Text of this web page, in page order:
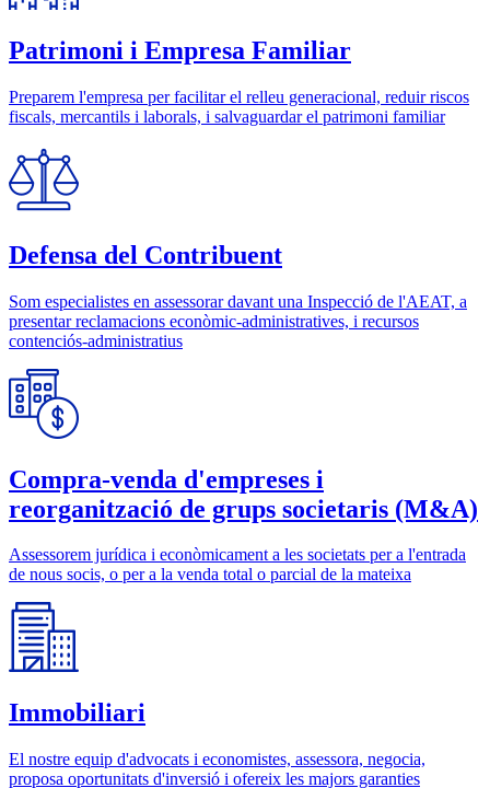
Patrimoni i Empresa Familiar
Preparem l'empresa per facilitar el relleu generacional, reduir riscos
fiscals, mercantils i laborals, i salvaguardar el patrimoni familiar
Defensa del Contribuent
Som especialistes en assessorar davant una Inspecció de l'AEAT, a
presentar reclamacions econòmic-administratives, i recursos
contenciós-administratius
Compra-venda d'empreses i
reorganització de grups societaris (M&A)
Assessorem jurídica i econòmicament a les societats per a l'entrada
de nous socis, o per a la venda total o parcial de la mateixa
Immobiliari
El nostre equip d'advocats i economistes, assessora, negocia,
proposa oportunitats d'inversió i ofereix les majors garanties